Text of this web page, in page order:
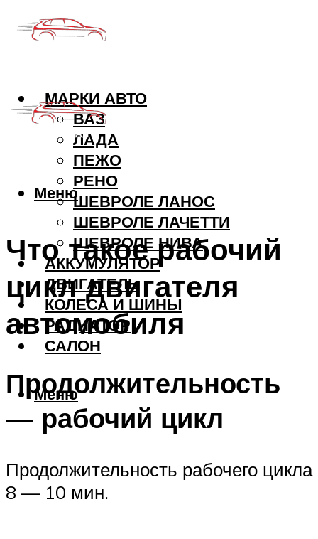
МАРКИ АВТО
ВАЗ
ЛАДА
ПЕЖО
РЕНО
ШЕВРОЛЕ ЛАНОС
ШЕВРОЛЕ ЛАЧЕТТИ
ШЕВРОЛЕ НИВА
АККУМУЛЯТОР
ДВИГАТЕЛЬ
КОЛЕСА И ШИНЫ
РАДИАТОР
САЛОН
Меню
Меню
Что такое рабочий
цикл двигателя
автомобиля
Продолжительность
— рабочий цикл
Продолжительность рабочего цикла
8 — 10 мин.